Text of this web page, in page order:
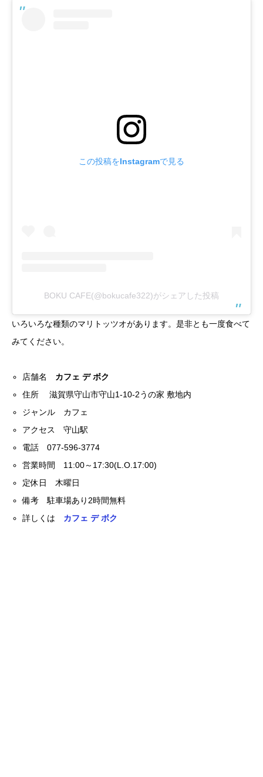
この投稿をInstagramで見る
BOKU CAFE(@bokucafe322)がシェアした投稿
いろいろな種類のマリトッツオがあります。是非とも一度食べて
みてください。
店舗名 カフェ デ ボク
住所 滋賀県守山市守山1-10-2うの家 敷地内
ジャンル カフェ
アクセス 守山駅
電話 077-596-3774
営業時間 11:00～17:30(L.O.17:00)
定休日 木曜日
備考 駐車場あり2時間無料
詳しくは カフェ デ ボク